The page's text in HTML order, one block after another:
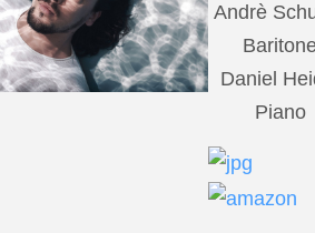
Andrè
Daniel
Piano